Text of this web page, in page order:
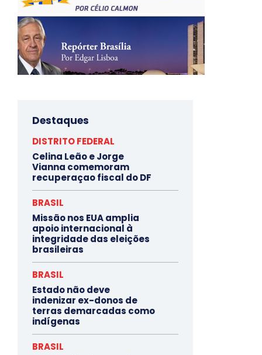
Destaques
DISTRITO FEDERAL
Celina Leão e Jorge
Vianna comemoram
recuperaçao fiscal do DF
BRASIL
Missão nos EUA amplia
apoio internacional à
integridade das eleições
brasileiras
BRASIL
Estado não deve
indenizar ex-donos de
terras demarcadas como
indígenas
BRASIL